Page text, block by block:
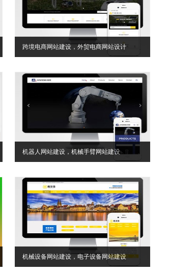
跨境电商网站建设，外贸电商网站设计
机器人网站建设，机械手臂网站建设
机械设备网站建设，电子设备网站建设